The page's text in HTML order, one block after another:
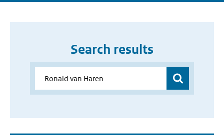
Search results